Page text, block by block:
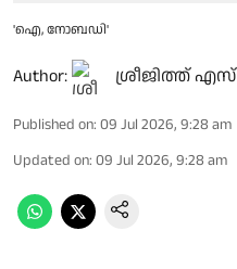
'ഐ, നോബഡി'
Author: ശ്രീജിത്ത് എസ്
Published on: 09 Jul 2026, 9:28 am
Updated on: 09 Jul 2026, 9:28 am